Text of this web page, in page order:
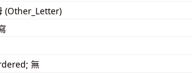
(Other_Letter)
無